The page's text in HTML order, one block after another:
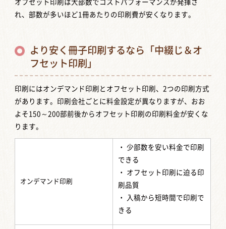
オフセット印刷は大部数でコストパフォーマンスが発揮さ
れ、部数が多いほど1冊あたりの印刷費が安くなります。
より安く冊子印刷するなら「中綴じ＆オ
フセット印刷」
印刷にはオンデマンド印刷とオフセット印刷、2つの印刷方式
があります。印刷会社ごとに料金設定が異なりますが、おお
よそ150～200部前後からオフセット印刷の印刷料金が安くな
ります。
オンデマンド印刷
・ 少部数を安い料金で印刷
できる
・ オフセット印刷に迫る印
刷品質
・ 入稿から短時間で印刷で
きる